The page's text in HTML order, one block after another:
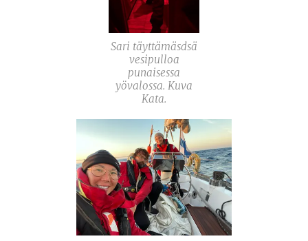
Sari täyttämäsdsä
vesipulloa
punaisessa
yövalossa. Kuva
Kata.